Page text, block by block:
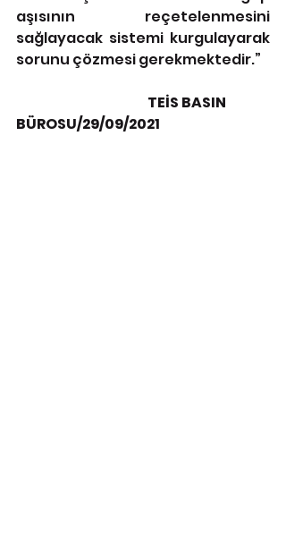
aşısının reçetelenmesini
sağlayacak sistemi kurgulayarak
sorunu çözmesi gerekmektedir.”
BÜROSU/29/09/2021